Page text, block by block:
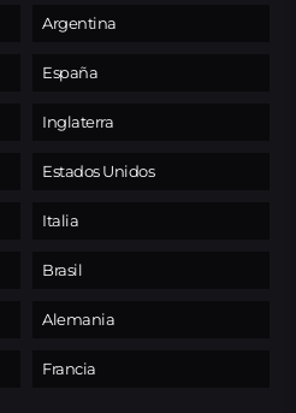
Argentina
España
Inglaterra
Estados Unidos
Italia
Brasil
Alemania
Francia